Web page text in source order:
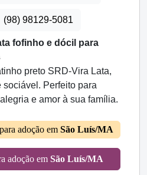
(98) 98129-5081
fofinho e dócil para
preto SRD-Vira Lata,
Perfeito para
e amor à sua família.
adoção em São Luís/MA
adoção em São Luís/MA